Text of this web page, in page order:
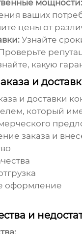
мощности:
ваших
цены от
Узнайте
какую
и
и доставки
который
заказа и
оформление
и